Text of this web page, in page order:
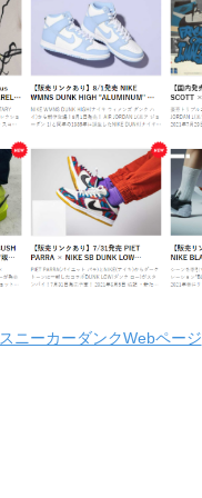
スニーカーダンクWebページ